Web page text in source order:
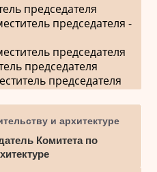
председателя
председателя -
председателя
председателя
председателя
и архитектуре
Комитета по